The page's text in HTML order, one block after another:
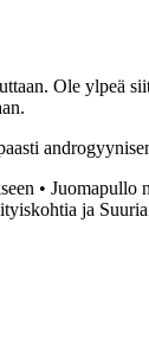
Ole ylpeä
• Juomapullo
ja